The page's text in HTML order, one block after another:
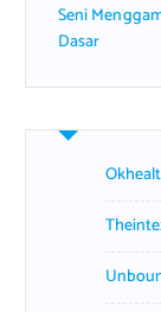
Seni
Dasar